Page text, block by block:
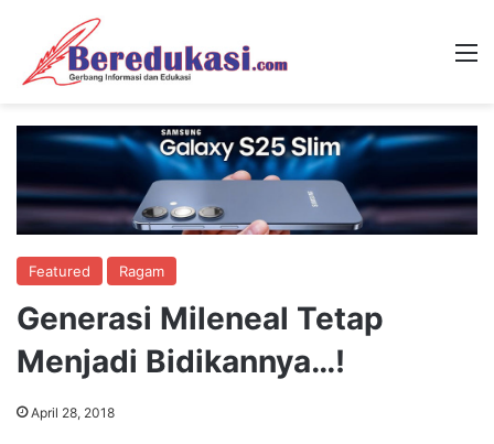
Featured Ragam
Generasi Mileneal Tetap
Menjadi Bidikannya…!
April 28, 2018